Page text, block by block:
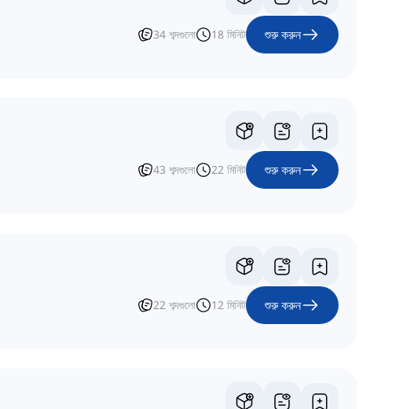
34 শব্দগুলো 18 মিনিট শুরু করুন
43 শব্দগুলো 22 মিনিট শুরু করুন
22 শব্দগুলো 12 মিনিট শুরু করুন